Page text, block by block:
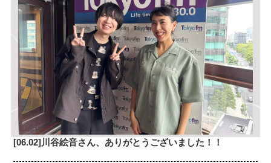
[06.02]川谷絵音さん、ありがとうございました！！